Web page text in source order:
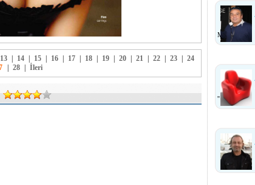
13 14 15 16 17 18 19 20 21 22 23
24
28 İleri
MI ?
''